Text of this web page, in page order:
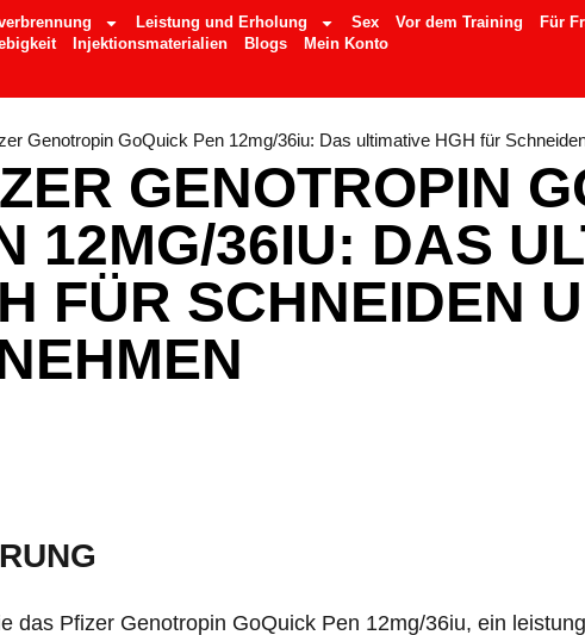
Leistung und Erholung Sex Vor dem Training Für
Injektionsmaterialien Blogs Mein Konto
Genotropin GoQuick Pen 12mg/36iu: Das ultimative HGH für
GENOTROPIN
12MG/36IU: DAS
FÜR SCHNEIDEN
das Pfizer Genotropin GoQuick Pen 12mg/36iu, ein